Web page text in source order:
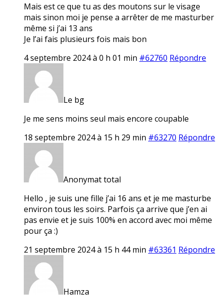
Mais est ce que tu as des moutons sur le visage
mais sinon moi je pense a arrêter de me masturber
même si j’ai 13 ans
Je l’ai fais plusieurs fois mais bon
4 septembre 2024 à 0 h 01 min #62760 Répondre
Le bg
Je me sens moins seul mais encore coupable
18 septembre 2024 à 15 h 29 min #63270 Répondre
Anonymat total
Hello , je suis une fille j’ai 16 ans et je me masturbe
environ tous les soirs. Parfois ça arrive que j’en ai
pas envie et je suis 100% en accord avec moi même
pour ça :)
21 septembre 2024 à 15 h 44 min #63361 Répondre
Hamza